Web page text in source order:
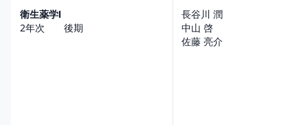
衛生薬学Ⅰ
2年次 後期
長谷川 潤
中山 啓
佐藤 亮介